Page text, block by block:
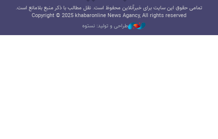
تمامی حقوق این سایت برای خبرآنلاین محفوظ است. نقل مطالب با ذکر منبع بلامانع است.
Copyright © 2025 khabaronline News Agancy, All rights reserved
طراحی و تولید: نستوه